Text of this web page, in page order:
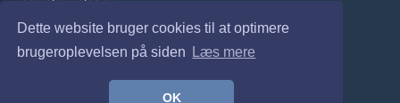
Dette website bruger cookies til at optimere
brugeroplevelsen på siden
Læs mere
OK
eLaursen ApS
Cvr: 32308929